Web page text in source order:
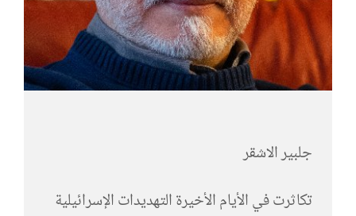
جلبير الاشقر
تكاثرت في الأيام الأخيرة التهديدات الإسرائيلية